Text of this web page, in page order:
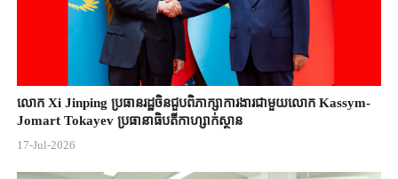
លោក Xi Jinping ប្រធានរដ្ឋចិន​ជួបពិភាក្សា​ការងារជាមួយ​លោក Kassym-
Jomart ​Tokayev ​ប្រធានាធិបតី​កាហ្សាក់ស្ថាន​
17-Jul-2026